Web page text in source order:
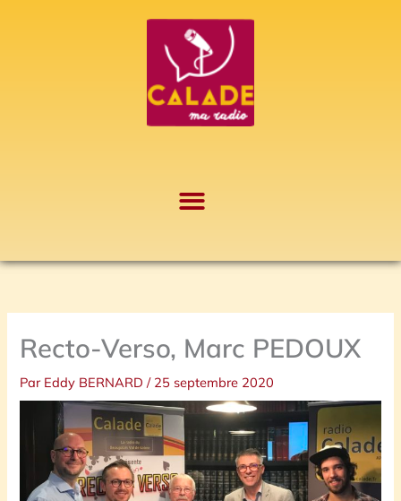
Recto-Verso, Marc PEDOUX
Par Eddy BERNARD/ 25 septembre 2020